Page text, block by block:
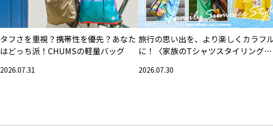
タフさを重視？携帯性を優先？あなた
はどっち派！CHUMSの軽量バッグ
2026.07.31
旅行の思い出を、より楽しくカラフ
に！〈家族のTシャツスタイリング特
2026.07.30